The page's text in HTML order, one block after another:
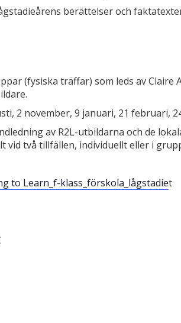
berättelser och
(fysiska träffar) som leds av Claire
2 november, 9 januari, 21 februari,
av R2L-utbildarna och de
vid två tillfällen, individuellt eller i
to Learn_f-klass_förskola_lågstadiet